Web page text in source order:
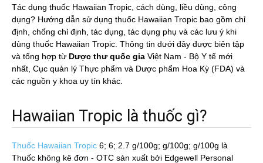
Tác dụng thuốc Hawaiian Tropic, cách dùng, liều dùng, công
dụng? Hướng dẫn sử dụng thuốc Hawaiian Tropic bao gồm chỉ
định, chống chỉ định, tác dụng, tác dụng phụ và các lưu ý khi
dùng thuốc Hawaiian Tropic. Thông tin dưới đây được biên tập
và tổng hợp từ Dược thư quốc gia Việt Nam - Bộ Y tế mới
nhất, Cục quản lý Thực phẩm và Dược phẩm Hoa Kỳ (FDA) và
các nguồn y khoa uy tín khác.
Hawaiian Tropic là thuốc gì?
Thuốc Hawaiian Tropic 6; 6; 2.7 g/100g; g/100g; g/100g là
Thuốc không kê đơn - OTC sản xuất bởi Edgewell Personal